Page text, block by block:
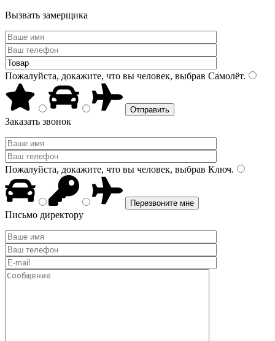
Вызвать замерщика
Пожалуйста, докажите, что вы человек, выбрав Самолёт.
Заказать звонок
Пожалуйста, докажите, что вы человек, выбрав Ключ.
Письмо директору